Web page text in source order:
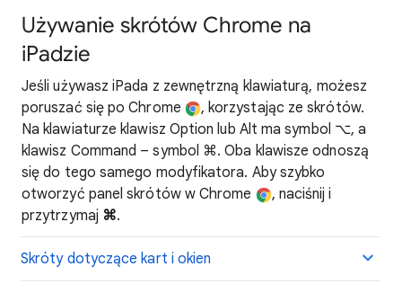
Używanie skrótów Chrome na
iPadzie
Jeśli używasz iPada z zewnętrzną klawiaturą, możesz
poruszać się po Chrome
, korzystając ze skrótów.
Na klawiaturze klawisz Option lub Alt ma symbol ⌥, a
klawisz Command – symbol ⌘. Oba klawisze odnoszą
się do tego samego modyfikatora. Aby szybko
otworzyć panel skrótów w Chrome
, naciśnij i
przytrzymaj ⌘.
Skróty dotyczące kart i okien